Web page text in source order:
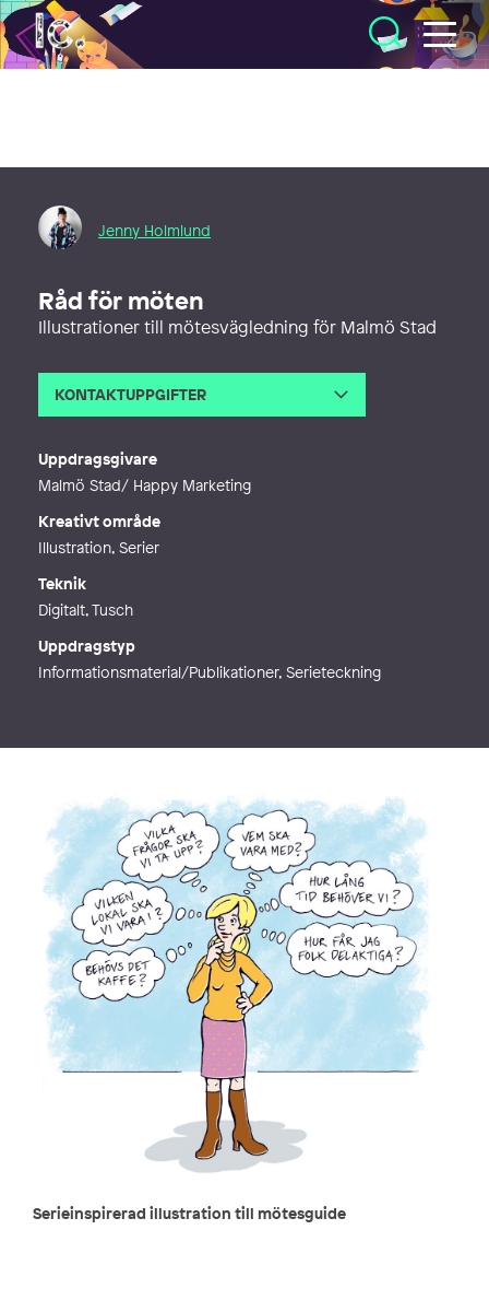
Illustratörcentrum
Jenny Holmlund
Råd för möten
Illustrationer till mötesvägledning för Malmö Stad
KONTAKTUPPGIFTER
Uppdragsgivare
Malmö Stad/ Happy Marketing
Kreativt område
Illustration, Serier
Teknik
Digitalt, Tusch
Uppdragstyp
Informationsmaterial/Publikationer, Serieteckning
Serieinspirerad illustration till mötesguide